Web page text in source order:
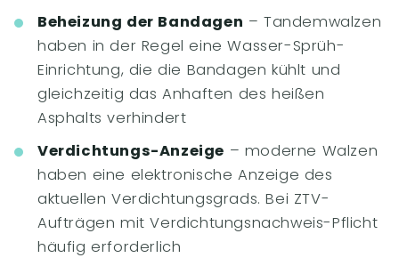
Beheizung der Bandagen – Tandemwalzen
haben in der Regel eine Wasser-Sprüh-
Einrichtung, die die Bandagen kühlt und
gleichzeitig das Anhaften des heißen
Asphalts verhindert
Verdichtungs-Anzeige – moderne Walzen
haben eine elektronische Anzeige des
aktuellen Verdichtungsgrads. Bei ZTV-
Aufträgen mit Verdichtungsnachweis-Pflicht
häufig erforderlich